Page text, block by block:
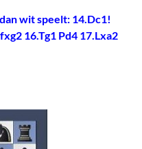
wit speelt: 14.Dc1!
16.Tg1 Pd4 17.Lxa2